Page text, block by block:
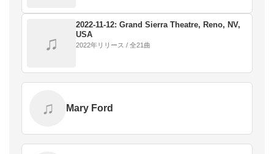
♫
2022‐11‐12: Grand Sierra Theatre, Reno, NV,
USA
2022年リリース / 全21曲
♫ Mary Ford